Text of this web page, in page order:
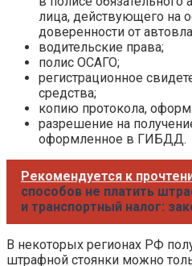
лица, действующего на
доверенности от
водительские права;
полис ОСАГО;
регистрационное
средства;
копию протокола,
разрешение на
оформленное в ГИБДД.
Рекомендуется к
способов не платить
и транспортный налог:
В некоторых регионах РФ
штрафной стоянки можно